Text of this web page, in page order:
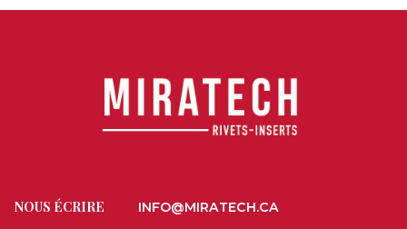
NOUS ÉCRIRE INFO@MIRATECH.CA